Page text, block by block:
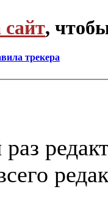
,
трекера